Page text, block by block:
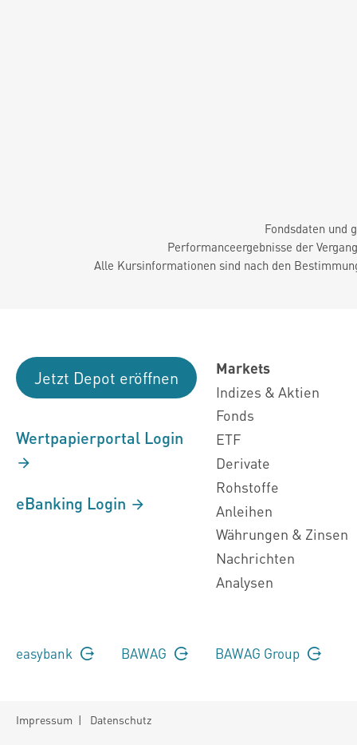
Fondsdaten und
Performanceergebnisse der
Alle Kursinformationen sind nach den
Jetzt Depot eröffnen
Wertpapierportal Login
eBanking Login
Markets
Indizes & Aktien
Fonds
ETF
Derivate
Rohstoffe
Anleihen
Währungen & Zinsen
Nachrichten
Analysen
easybank BAWAG BAWAG Group
Impressum | Datenschutz